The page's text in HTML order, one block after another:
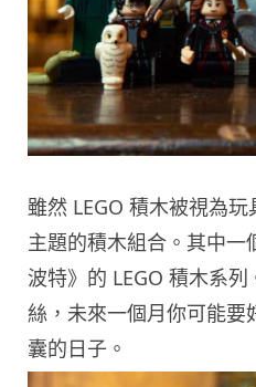
雖然 LEGO 積木被視為
主題的積木組合。其中一
波特》的 LEGO 積木系
絲，未來一個月你可能要
囊的日子。